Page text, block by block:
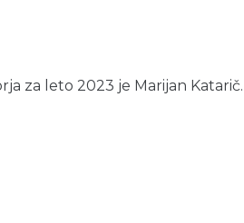
leto 2023 je Marijan Katarič.